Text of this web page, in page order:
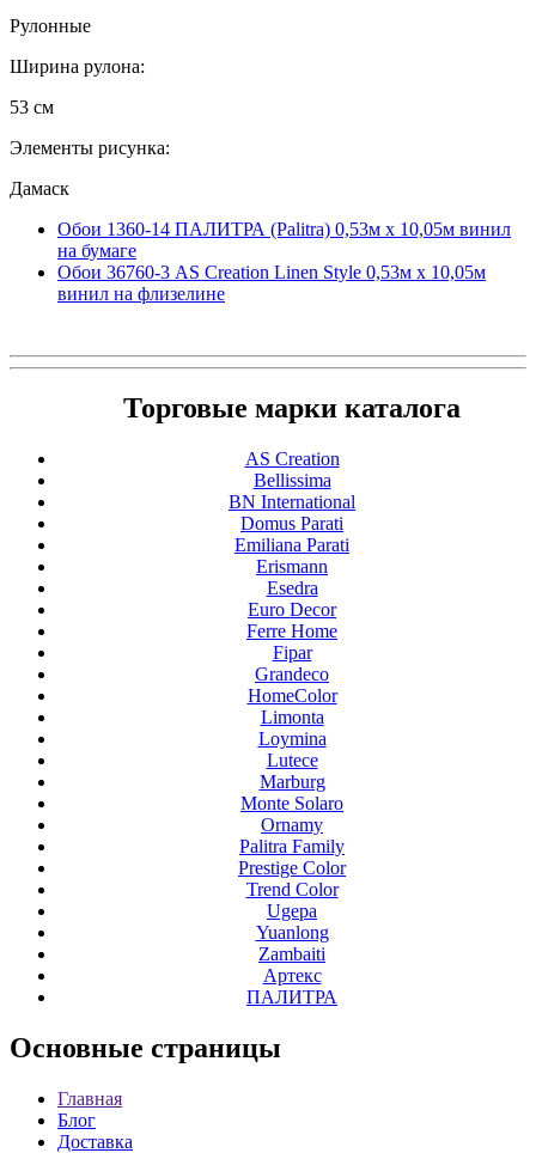
Рулонные
Ширина рулона:
53 см
Элементы рисунка:
Дамаск
Обои 1360-14 ПАЛИТРА (Palitra) 0,53м x 10,05м винил
на бумаге
Обои 36760-3 AS Creation Linen Style 0,53м x 10,05м
винил на флизелине
Торговые марки каталога
AS Creation
Bellissima
BN International
Domus Parati
Emiliana Parati
Erismann
Esedra
Euro Decor
Ferre Home
Fipar
Grandeco
HomeColor
Limonta
Loymina
Lutece
Marburg
Monte Solaro
Ornamy
Palitra Family
Prestige Color
Trend Color
Ugepa
Yuanlong
Zambaiti
Артекс
ПАЛИТРА
Основные страницы
Главная
Блог
Доставка